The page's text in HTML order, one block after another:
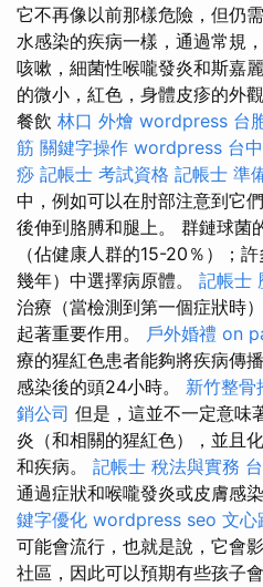
它不再像以前那樣危險，但仍
水感染的疾病一樣，通過常規
咳嗽，細菌性喉嚨發炎和斯嘉
的微小，紅色，身體皮疹的外
餐飲 林口 外燴 wordpress 台
筋 關鍵字操作 wordpress 台
痧 記帳士 考試資格 記帳士 準
中，例如可以在肘部注意到它
後伸到胳膊和腿上。 群鏈球菌
（佔健康人群的15-20％）；
幾年）中選擇病原體。 記帳士
治療（當檢測到第一個症狀時
起著重要作用。 戶外婚禮 on
療的猩紅色患者能夠將疾病傳
感染後的頭24小時。 新竹整骨
銷公司 但是，這並不一定意味
炎（和相關的猩紅色），並且
和疾病。 記帳士 稅法與實務
通過症狀和喉嚨發炎或皮膚感
鍵字優化 wordpress seo 文心
可能會流行，也就是說，它會
社區，因此可以預期有些孩子